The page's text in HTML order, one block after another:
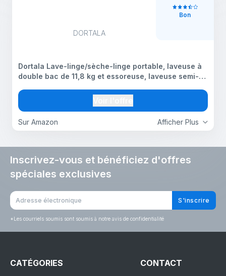
DORTALA
Afficher Plus
Sur Amazon
Dortala Lave-linge/sèche-linge portable, laveuse à
double bac de 11,8 kg et essoreuse, laveuse semi-
Bon
Inscrivez-vous et bénéficiez d'offres
spéciales exclusives
S'inscrire
*Les courriels soumis sont soumis à notre avis de confidentialité
CATÉGORIES CONTACT